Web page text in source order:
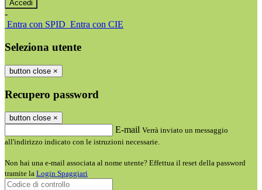
-
Entra con SPID Entra con CIE
Seleziona utente
button close ×
Recupero password
button close ×
E-mail Verrà inviato un messaggio
all'indirizzo indicato con le istruzioni necessarie.
Non hai una e-mail associata al nome utente? Effettua il reset della password
tramite la Login Spaggiari